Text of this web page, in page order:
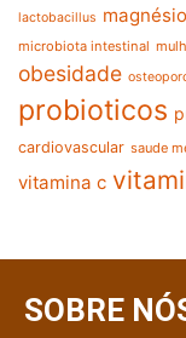
lactobacillus magnésio
microbiota intestinal
obesidade
probioticos
cardiovascular saude
vitamina c
SOBRE